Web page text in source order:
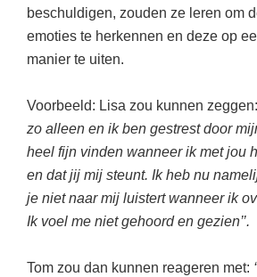
beschuldigen, zouden ze leren om
emoties te herkennen en deze op
manier te uiten.
Voorbeeld: Lisa zou kunnen zeggen:
zo alleen en ik ben gestrest door
heel fijn vinden wanneer ik met jou
en dat jij mij steunt. Ik heb nu
je niet naar mij luistert wanneer ik
Ik voel me niet gehoord en gezien’’.
Tom zou dan kunnen reageren met: